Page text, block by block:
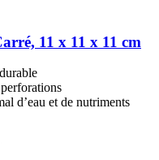
11 x 11 x 11 cm
d’eau et de nutriments